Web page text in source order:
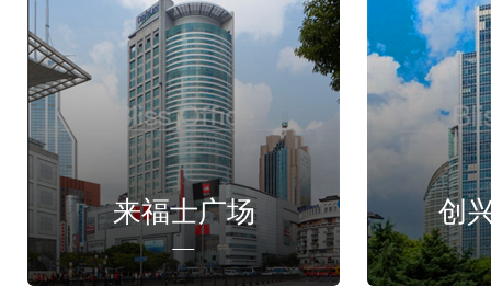
来福士广场 创